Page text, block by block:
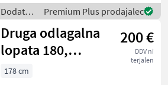
Dodatna
oprema
za
traktorje
/
Sonstige
Premium Plus prodajalec
Druga odlagalna
lopata 180,
mehanska
200 €
DDV ni
terjalen
178 cm